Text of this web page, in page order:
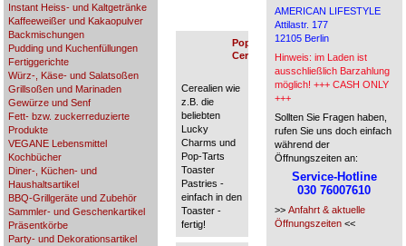
Instant Heiss- und Kaltgetränke
Kaffeeweißer und Kakaopulver
Backmischungen
Pudding und Kuchenfüllungen
Fertiggerichte
Würz-, Käse- und Salatsoßen
Grillsoßen und Marinaden
Gewürze und Senf
Fett- bzw. zuckerreduzierte
Produkte
VEGANE Lebensmittel
Kochbücher
Diner-, Küchen- und
Haushaltsartikel
BBQ-Grillgeräte und Zubehör
Sammler- und Geschenkartikel
Präsentkörbe
Party- und Dekorationsartikel
AMERICAN LIFESTYLE
Attilastr. 177
12105 Berlin
Hinweis: im Laden ist
ausschließlich Barzahlung
möglich! +++ CASH ONLY
+++
Sollten Sie Fragen haben,
rufen Sie uns doch einfach
während der
Öffnungszeiten an:
Service-Hotline
030 76007610
>> Anfahrt & aktuelle
Öffnungszeiten<<
Pop-Tarts &
Cerealien
Cerealien wie
z.B. die
beliebten
Lucky
Charms und
Pop-Tarts
Toaster
Pastries -
einfach in den
Toaster -
fertig!